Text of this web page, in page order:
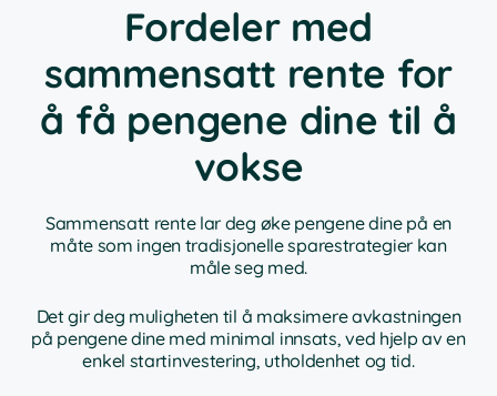
Fordeler med
sammensatt rente for
å få pengene dine til å
vokse
Sammensatt rente lar deg øke pengene dine på en
måte som ingen tradisjonelle sparestrategier kan
måle seg med.
Det gir deg muligheten til å maksimere avkastningen
på pengene dine med minimal innsats, ved hjelp av en
enkel startinvestering, utholdenhet og tid.